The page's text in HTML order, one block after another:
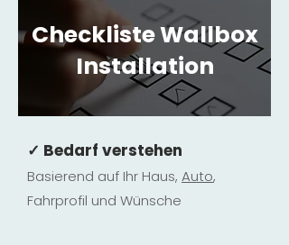
Checkliste Wallbox
Installation
✓ Bedarf verstehen
Basierend auf Ihr Haus, Auto,
Fahrprofil und Wünsche